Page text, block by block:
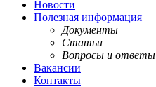
Новости
Полезная информация
Документы
Статьи
Вопросы и ответы
Вакансии
Контакты